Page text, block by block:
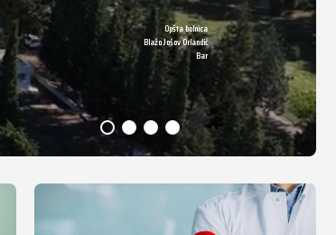
Opšta bolnica
Blažo Jošov Orlandić
Bar
DETALJNIJE